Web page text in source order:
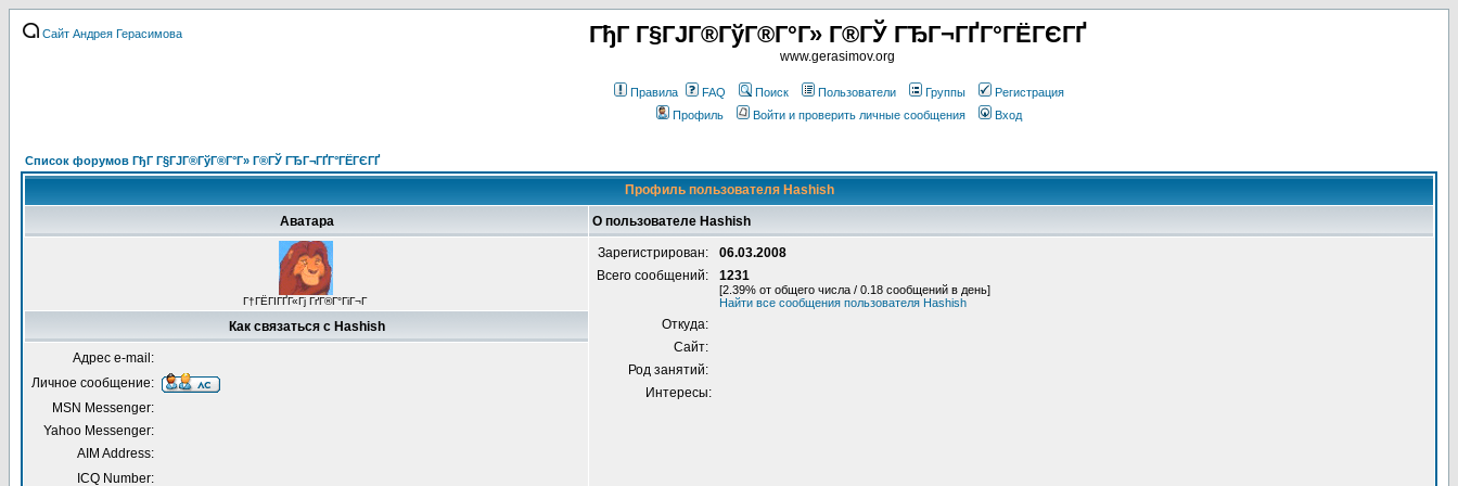
Сайт Андрея Герасимова ГђГ Г§ГЈГ®ГўГ®Г°Г» Г®ГЎ ГЂГ¬ГҐГ°ГЁГЄГҐ
www.gerasimov.org
Правила FAQ Поиск Пользователи Группы
Регистрация
Профиль
Войти и проверить личные сообщения Вход
Список форумов ГђГ Г§ГЈГ®ГўГ®Г°Г» Г®ГЎ ГЂГ¬ГҐГ°ГЁГЄГҐ
Профиль пользователя Hashish
Аватара О пользователе Hashish
Г†ГЁГІГҐГ«Гј ГґГ®Г°ГіГ¬Г
Зарегистрирован:
06.03.2008
Всего сообщений:
1231
[2.39% от общего числа / 0.18 сообщений в день]
Найти все сообщения пользователя Hashish
Откуда:
Сайт:
Род занятий:
Интересы:
Как связаться с Hashish
Адрес e-mail:
Личное сообщение:
MSN Messenger:
Yahoo Messenger:
AIM Address:
ICQ Number: